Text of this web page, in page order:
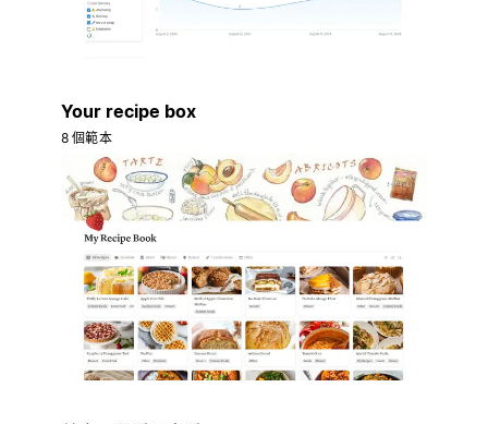
Your recipe box
8 個範本